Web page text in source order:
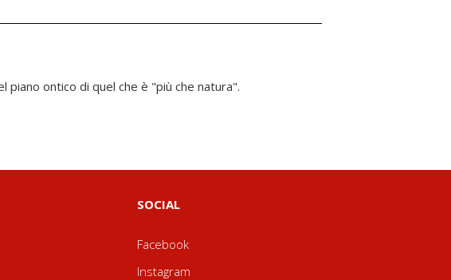
piano ontico di quel che è "più che natura".
SOCIAL
Facebook
Instagram